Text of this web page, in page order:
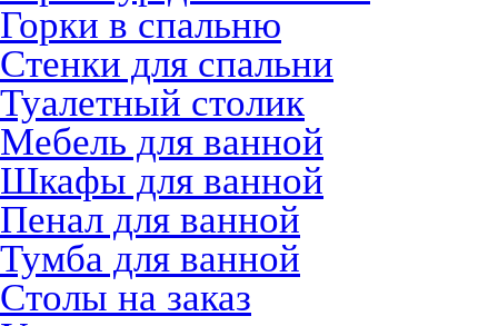
Горки в спальню
Стенки для спальни
Туалетный столик
Мебель для ванной
Шкафы для ванной
Пенал для ванной
Тумба для ванной
Столы на заказ